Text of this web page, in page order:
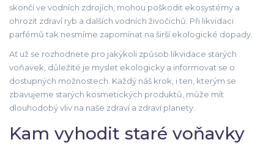
skončí ve vodních zdrojích, mohou poškodit ekosystémy a
ohrozit zdraví ryb a dalších vodních živočichů. Při likvidaci
parfémů tak nesmíme zapomínat na širší ekologické dopady.
Ať už se rozhodnete pro jakýkoli způsob likvidace starých
voňavek, důležité je myslet ekologicky a informovat se o
dostupných možnostech. Každý náš krok, i ten, kterým se
zbavujeme starých kosmetických produktů, může mít
dlouhodobý vliv na naše zdraví a zdraví planety.
Kam vyhodit staré voňavky